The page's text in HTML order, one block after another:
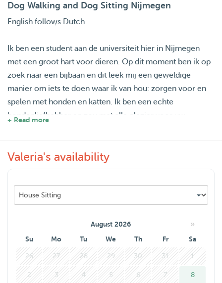
Dog Walking and Dog Sitting Nijmegen
English follows Dutch
Ik ben een student aan de universiteit hier in Nijmegen
met een groot hart voor dieren. Op dit moment ben ik op
zoek naar een bijbaan en dit leek mij een geweldige
manier om iets te doen waar ik van hou: zorgen voor en
spelen met honden en katten. Ik ben een echte
hondenliefhebber en zou met alle plezier voor uw
Ik ben een actief persoon die van sport houdt en probeer
mijn familie een kat geadopteerd, dus ik heb ook ervaring
met het verzorgen van katten.
+ Read more
Valeria's availability
August 2026 »
Su Mo Tu We Th Fr Sa
26 27 28 29 30 31 1
2 3 4 5 6 7 8